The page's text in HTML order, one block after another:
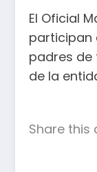
El Oficial
participan
padres de
de la
Share this